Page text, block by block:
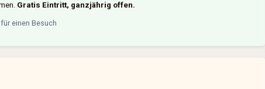
Gratis Eintritt, ganzjährig offen.
einen Besuch